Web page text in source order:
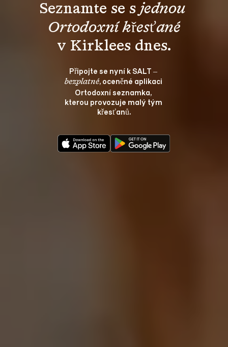
Seznamte se s jednou
Ortodoxní křesťané
v Kirklees dnes.
Připojte se nyní k SALT –
bezplatné, oceněné aplikaci
Ortodoxní seznamka,
kterou provozuje malý tým
křesťanů.